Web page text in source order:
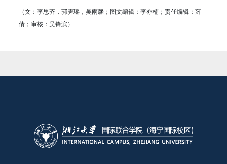
（文：李思齐，郭霁瑶，吴雨馨；图文编辑：李亦楠；责任编辑：薛
倩；审核：吴锋滨）